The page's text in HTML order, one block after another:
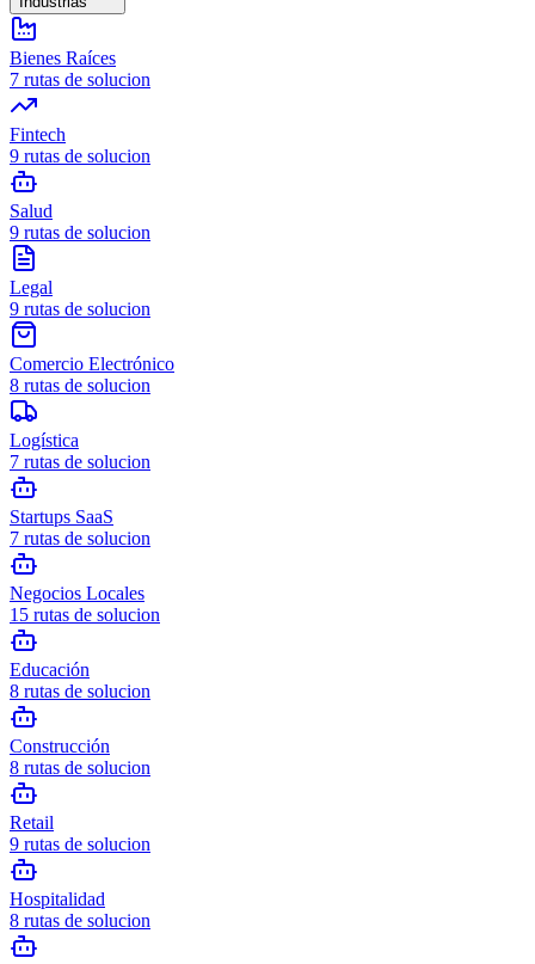
Bienes Raíces
7 rutas de solucion
Fintech
9 rutas de solucion
Salud
9 rutas de solucion
Legal
9 rutas de solucion
Comercio Electrónico
8 rutas de solucion
Logística
7 rutas de solucion
Startups SaaS
7 rutas de solucion
Negocios Locales
15 rutas de solucion
Educación
8 rutas de solucion
Construcción
8 rutas de solucion
Retail
9 rutas de solucion
Hospitalidad
8 rutas de solucion